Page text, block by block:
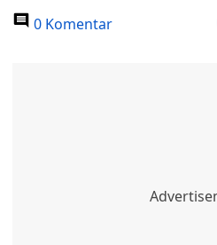
0 Komentar